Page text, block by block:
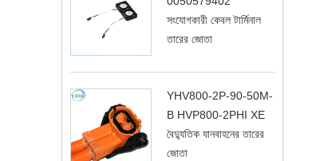
সংযোগকারী কেবল টার্মিনাল
তারের জোতা
YHV800-2P-90-50M-
B HVP800-2PHI XE
বৈদ্যুতিক যানবাহনের তারের
জোতা